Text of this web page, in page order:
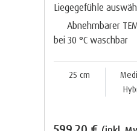
Liegegefühle
Abnehmbarer
bei 30 °C waschbar
25 cm